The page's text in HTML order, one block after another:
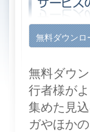
無料ダウンロ
無料ダウ
行者様が
集めた見
ガやほか